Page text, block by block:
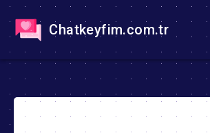
Chatkeyfim.com.tr